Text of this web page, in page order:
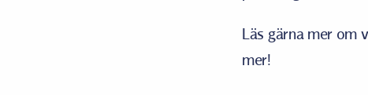
Läs gärna mer om
mer!